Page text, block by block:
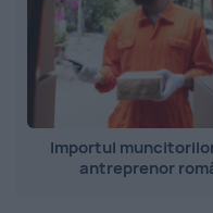
Importul
antreprenor